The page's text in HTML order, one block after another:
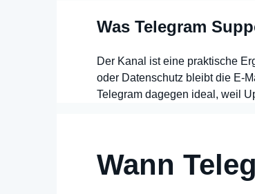
Was Telegram
Der Kanal ist eine praktische
oder Datenschutz bleibt die E-
Telegram dagegen ideal, weil
Wann